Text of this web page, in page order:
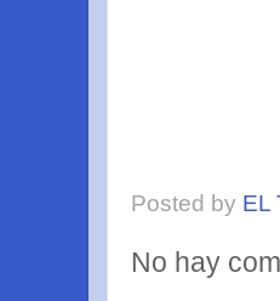
Posted by EL
No hay